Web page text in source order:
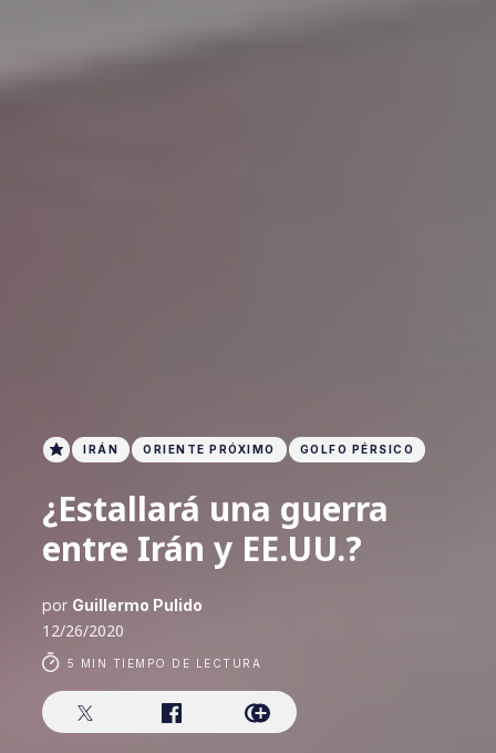
IRÁN ORIENTE PRÓXIMO GOLFO PÉRSICO
¿Estallará una guerra
entre Irán y EE.UU.?
por Guillermo Pulido
12/26/2020
5 MIN TIEMPO DE LECTURA